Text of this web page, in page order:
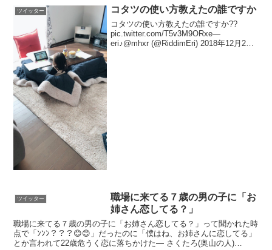
ツイッター コタツの使い方教えたの誰ですか
コタツの使い方教えたの誰ですか??
pic.twitter.com/T5v3M9ORxe—
eri♪@mhxr (@RiddimEri) 2018年12月2日
ツイッター
職場に来てる７歳の男の子に「お
姉さん恋してる？」
職場に来てる７歳の男の子に「お姉さん恋してる？」って聞かれた時
点で「ﾝﾝﾝ？？？😊😊」だったのに「僕はね、お姉さんに恋してる」
とか言われて22歳危うく恋に落ちかけた— さくたろ(奥山の人)